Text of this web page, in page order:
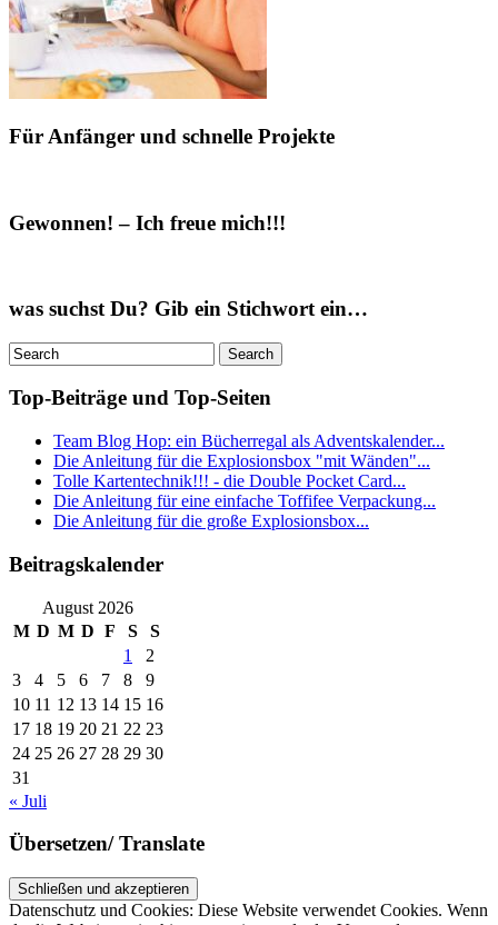
Für Anfänger und schnelle Projekte
Gewonnen! – Ich freue mich!!!
was suchst Du? Gib ein Stichwort ein…
Top-Beiträge und Top-Seiten
Team Blog Hop: ein Bücherregal als Adventskalender...
Die Anleitung für die Explosionsbox "mit Wänden"...
Tolle Kartentechnik!!! - die Double Pocket Card...
Die Anleitung für eine einfache Toffifee Verpackung...
Die Anleitung für die große Explosionsbox...
Beitragskalender
August 2026
M D M D F S
S
1
2
3
4 5 6 7 8
9
10 11 12 13 14 15 16
17 18 19 20 21 22 23
24 25 26 27 28 29 30
31
« Juli
Übersetzen/ Translate
Datenschutz und Cookies: Diese Website verwendet Cookies. Wenn